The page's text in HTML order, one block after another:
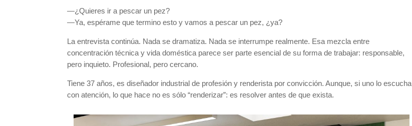
—¿Quieres ir a pescar un pez?
—Ya, espérame que termino esto y vamos a pescar un pez, ¿ya?
La entrevista continúa. Nada se dramatiza. Nada se interrumpe realmente. Esa mezcla entre
concentración técnica y vida doméstica parece ser parte esencial de su forma de trabajar: responsable,
pero inquieto. Profesional, pero cercano.
Tiene 37 años, es diseñador industrial de profesión y renderista por convicción. Aunque, si uno lo escucha
con atención, lo que hace no es sólo “renderizar”: es resolver antes de que exista.